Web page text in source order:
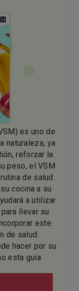
es uno de
naturaleza, ya
reforzar la
peso, el VSM
de salud.
cocina a su
a utilizar
llevar su
este
de salud.
hacer por su
esta guía